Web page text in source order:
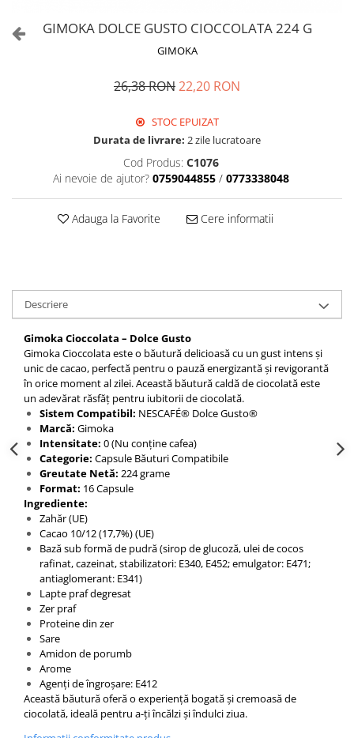
GIMOKA DOLCE GUSTO CIOCCOLATA 224 G
GIMOKA
26,38 RON22,20 RON
STOC EPUIZAT
Durata de livrare: 2 zile lucratoare
Cod Produs: C1076
Ai nevoie de ajutor? 0759044855 / 0773338048
Adauga la Favorite Cere informatii
Descriere
Gimoka Cioccolata – Dolce Gusto
Gimoka Cioccolata este o băutură delicioasă cu un gust intens și
unic de cacao, perfectă pentru o pauză energizantă și revigorantă
în orice moment al zilei. Această băutură caldă de ciocolată este
un adevărat răsfăț pentru iubitorii de ciocolată.
Sistem Compatibil: NESCAFÉ® Dolce Gusto®
Marcă: Gimoka
Intensitate: 0 (Nu conține cafea)
Categorie: Capsule Băuturi Compatibile
Greutate Netă: 224 grame
Format: 16 Capsule
Ingrediente:
Zahăr (UE)
Cacao 10/12 (17,7%) (UE)
Bază sub formă de pudră (sirop de glucoză, ulei de cocos
rafinat, cazeinat, stabilizatori: E340, E452; emulgator: E471;
antiaglomerant: E341)
Lapte praf degresat
Zer praf
Proteine din zer
Sare
Amidon de porumb
Arome
Agenți de îngroșare: E412
Această băutură oferă o experiență bogată și cremoasă de
ciocolată, ideală pentru a-ți încălzi și îndulci ziua.